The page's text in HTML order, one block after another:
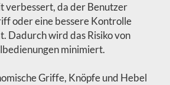
verbessert, da der Benutzer
oder eine bessere Kontrolle
Dadurch wird das Risiko von
minimiert.
Griffe, Knöpfe und Hebel